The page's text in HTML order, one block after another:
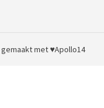
gemaakt met ♥Apollo14